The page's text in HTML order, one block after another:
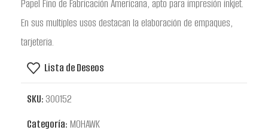
Papel Fino de Fabricación Americana, apto para impresión inkjet.
En sus multiples usos destacan la elaboración de empaques,
tarjeteria.
Lista de Deseos
SKU:300152
Categoría: MOHAWK